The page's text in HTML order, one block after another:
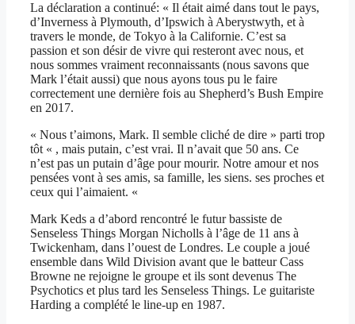
La déclaration a continué: « Il était aimé dans tout le pays,
d’Inverness à Plymouth, d’Ipswich à Aberystwyth, et à
travers le monde, de Tokyo à la Californie. C’est sa
passion et son désir de vivre qui resteront avec nous, et
nous sommes vraiment reconnaissants (nous savons que
Mark l’était aussi) que nous ayons tous pu le faire
correctement une dernière fois au Shepherd’s Bush Empire
en 2017.
« Nous t’aimons, Mark. Il semble cliché de dire » parti trop
tôt « , mais putain, c’est vrai. Il n’avait que 50 ans. Ce
n’est pas un putain d’âge pour mourir. Notre amour et nos
pensées vont à ses amis, sa famille, les siens. ses proches et
ceux qui l’aimaient. «
Mark Keds a d’abord rencontré le futur bassiste de
Senseless Things Morgan Nicholls à l’âge de 11 ans à
Twickenham, dans l’ouest de Londres. Le couple a joué
ensemble dans Wild Division avant que le batteur Cass
Browne ne rejoigne le groupe et ils sont devenus The
Psychotics et plus tard les Senseless Things. Le guitariste
Harding a complété le line-up en 1987.